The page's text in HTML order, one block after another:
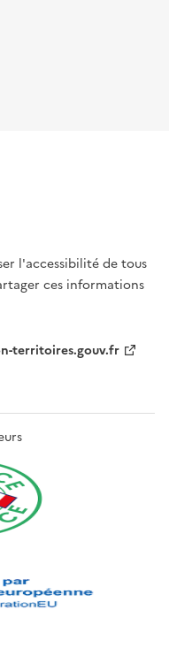
l'accessibilité de tous
ces informations
territoires.gouv.fr